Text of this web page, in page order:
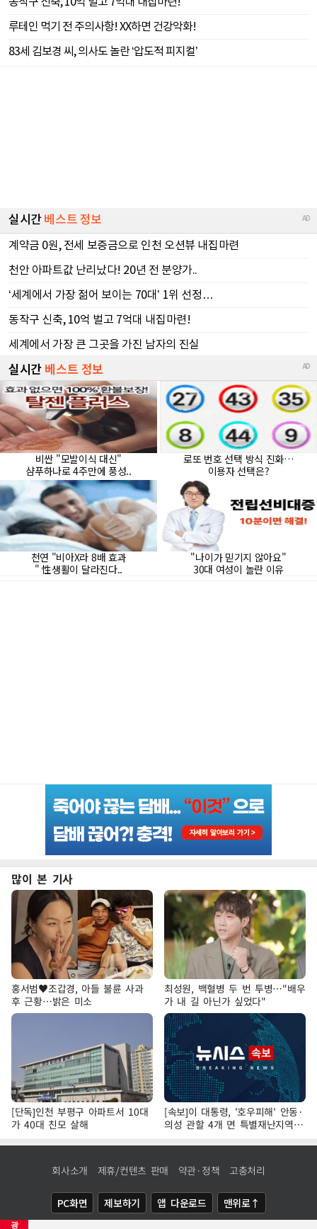
광
많이 본 기사
홍서범♥조갑경, 아들 불륜 사과
후 근황…밝은 미소
최성원, 백혈병 두 번 투병…"배우
가 내 길 아닌가 싶었다"
[단독]인천 부평구 아파트서 10대
가 40대 친모 살해
[속보]이 대통령, '호우피해' 안동·
의성 관할 4개 면 특별재난지역
선포
회사소개 제휴/컨텐츠 판매 약관·정책 고충처리
PC화면 제보하기 앱 다운로드 맨위로↑